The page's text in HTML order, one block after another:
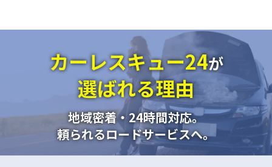
カーレスキュー24が
選ばれる理由
地域密着・24時間対応。
頼られるロードサービスへ。